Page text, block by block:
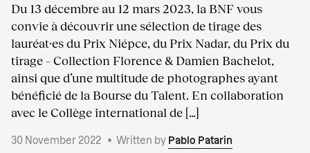
Du 13 décembre au 12 mars 2023, la BNF vous
convie à découvrir une sélection de tirage des
lauréat·es du Prix Niépce, du Prix Nadar, du Prix du
tirage – Collection Florence & Damien Bachelot,
ainsi que d’une multitude de photographes ayant
bénéficié de la Bourse du Talent. En collaboration
avec le Collège international de […]
30 November 2022 • Written by Pablo Patarin